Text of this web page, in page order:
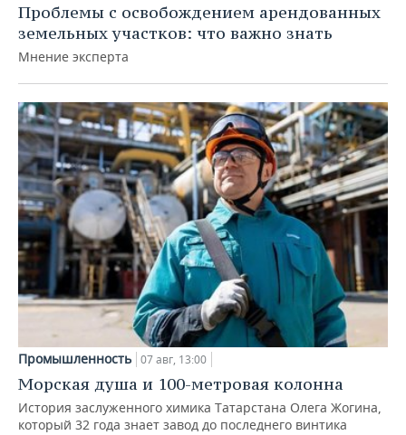
Проблемы с освобождением арендованных
земельных участков: что важно знать
Мнение эксперта
Промышленность 07 авг, 13:00
Морская душа и 100-метровая колонна
История заслуженного химика Татарстана Олега Жогина,
который 32 года знает завод до последнего винтика